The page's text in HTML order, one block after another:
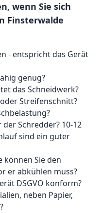
wenn Sie sich
Finsterwalde
- entspricht das Gerät
genug?
das Schneidwerk?
Streifenschnitt?
Schredder? 10-12
sind ein guter
können Sie den
er abkühlen muss?
DSGVO konform?
neben Papier,